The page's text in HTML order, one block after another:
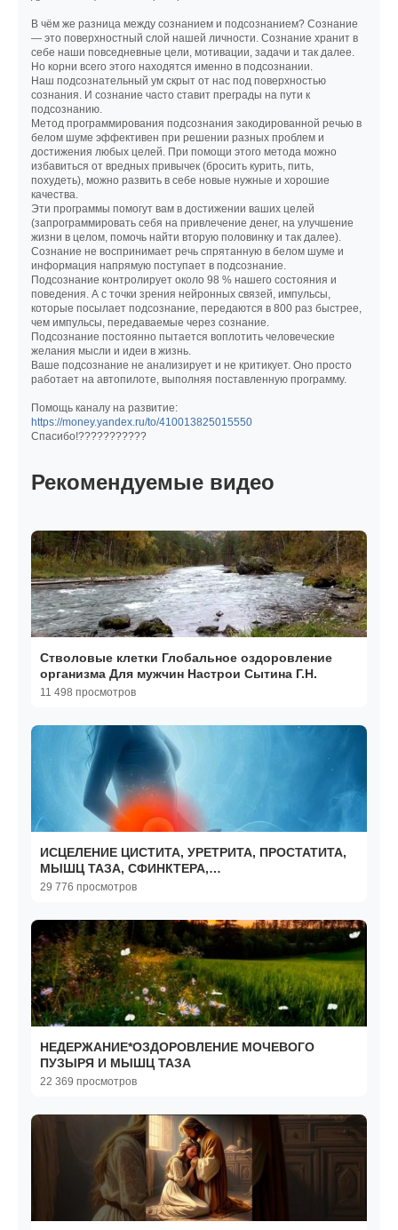
В чём же разница между сознанием и подсознанием? Сознание
— это поверхностный слой нашей личности. Сознание хранит в
себе наши повседневные цели, мотивации, задачи и так далее.
Но корни всего этого находятся именно в подсознании.
Наш подсознательный ум скрыт от нас под поверхностью
сознания. И сознание часто ставит преграды на пути к
подсознанию.
Метод программирования подсознания закодированной речью в
белом шуме эффективен при решении разных проблем и
достижения любых целей. При помощи этого метода можно
избавиться от вредных привычек (бросить курить, пить,
похудеть), можно развить в себе новые нужные и хорошие
качества.
Эти программы помогут вам в достижении ваших целей
(запрограммировать себя на привлечение денег, на улучшение
жизни в целом, помочь найти вторую половинку и так далее).
Сознание не воспринимает речь спрятанную в белом шуме и
информация напрямую поступает в подсознание.
Подсознание контролирует около 98 % нашего состояния и
поведения. А с точки зрения нейронных связей, импульсы,
которые посылает подсознание, передаются в 800 раз быстрее,
чем импульсы, передаваемые через сознание.
Подсознание постоянно пытается воплотить человеческие
желания мысли и идеи в жизнь.
Ваше подсознание не анализирует и не критикует. Оно просто
работает на автопилоте, выполняя поставленную программу.
Помощь каналу на развитие:
https://money.yandex.ru/to/410013825015550
Спасибо!???????????
Рекомендуемые видео
Стволовые клетки Глобальное оздоровление
организма Для мужчин Настрои Сытина Г.Н.
11 498 просмотров
ИСЦЕЛЕНИЕ ЦИСТИТА, УРЕТРИТА, ПРОСТАТИТА,
МЫШЦ ТАЗА, СФИНКТЕРА,
НЕДЕРЖАНИЯ**САБЛИМИНАЛ
29 776 просмотров
НЕДЕРЖАНИЕ*ОЗДОРОВЛЕНИЕ МОЧЕВОГО
ПУЗЫРЯ И МЫШЦ ТАЗА
22 369 просмотров